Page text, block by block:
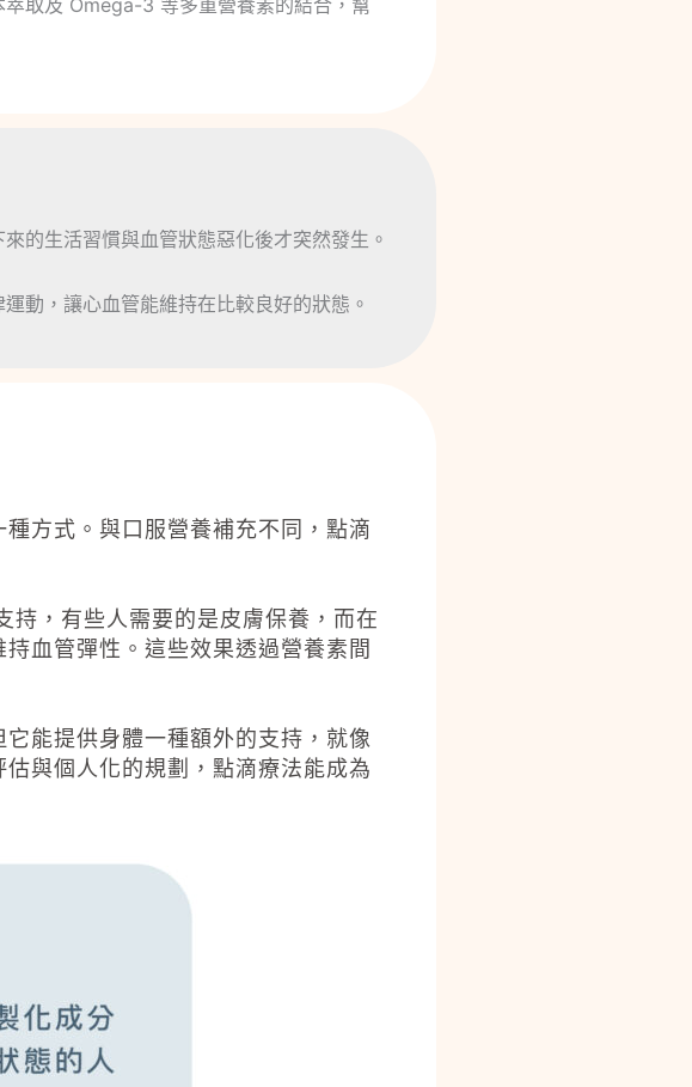
取及 Omega-3 等多重營養素的結合，幫
的生活習慣與血管狀態惡化後才突然發生。
動，讓心血管能維持在比較良好的狀態。
方式。與口服營養補充不同，點滴
持，有些人需要的是皮膚保養，而在
血管彈性。這些效果透過營養素間
能提供身體一種額外的支持，就像
與個人化的規劃，點滴療法能成為